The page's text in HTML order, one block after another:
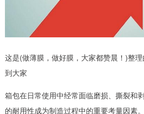
这是(做薄膜，做好膜，大家都赞晨！)整
到大家
箱包在日常使用中经常面临磨损、撕裂和
的耐用性成为制造过程中的重要考量因素